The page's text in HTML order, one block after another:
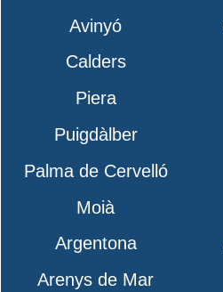
Avinyó
Calders
Piera
Puigdàlber
Palma de Cervelló
Moià
Argentona
Arenys de Mar